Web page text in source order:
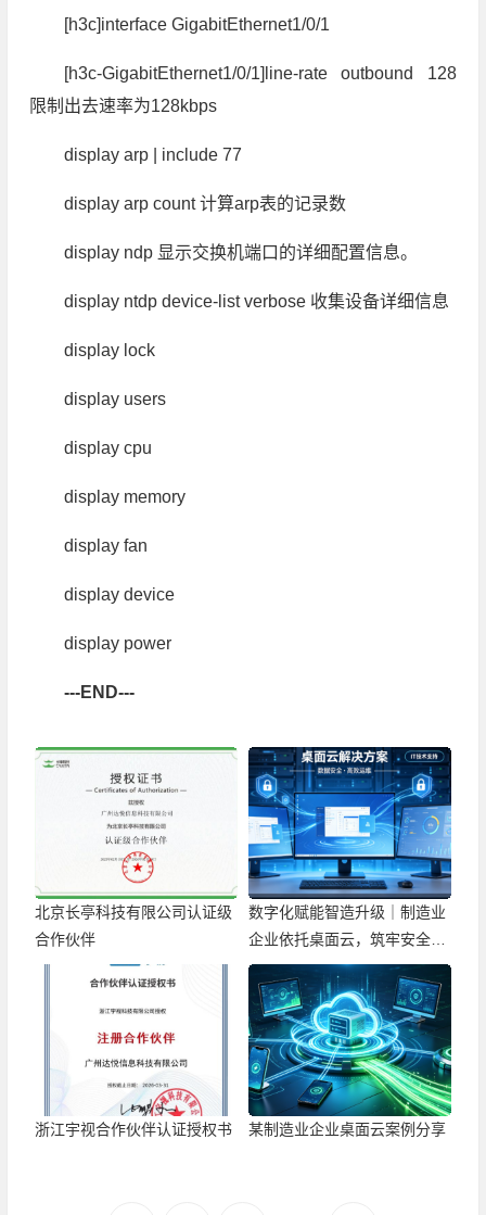
[h3c]interface GigabitEthernet1/0/1
[h3c-GigabitEthernet1/0/1]line-rate outbound 128
限制出去速率为128kbps
display arp | include 77
display arp count 计算arp表的记录数
display ndp 显示交换机端口的详细配置信息。
display ntdp device-list verbose 收集设备详细信息
display lock
display users
display cpu
display memory
display fan
display device
display power
---END---
北京长亭科技有限公司认证级
合作伙伴
数字化赋能智造升级｜制造业
企业依托桌面云，筑牢安全高
效办公新底座
浙江宇视合作伙伴认证授权书 某制造业企业桌面云案例分享